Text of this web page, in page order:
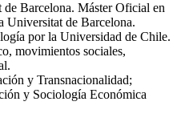
Barcelona. Máster Oficial en
Universitat de Barcelona.
por la Universidad de Chile.
movimientos sociales,
y Transnacionalidad;
y Sociología Económica